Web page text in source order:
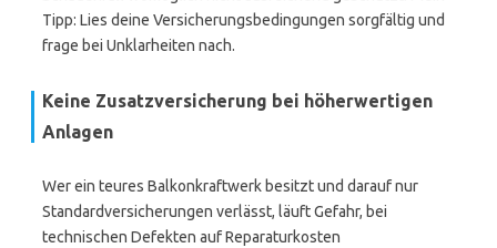
Tipp: Lies deine Versicherungsbedingungen sorgfältig und
frage bei Unklarheiten nach.
Keine Zusatzversicherung bei höherwertigen
Anlagen
Wer ein teures Balkonkraftwerk besitzt und darauf nur
Standardversicherungen verlässt, läuft Gefahr, bei
technischen Defekten auf Reparaturkosten